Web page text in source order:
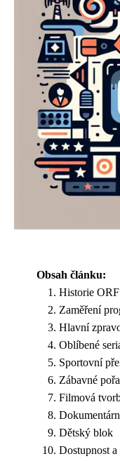
Obsah článku:
Historie ORF
Zaměření
Hlavní
Oblíbené
Sportovní
Zábavné
Filmová
Dětský blok
Dostupnost